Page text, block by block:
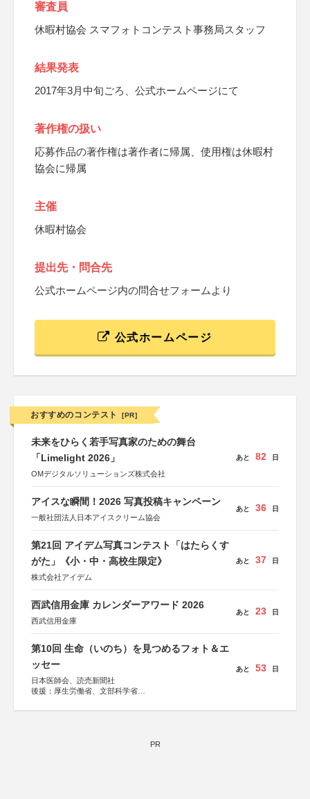
審査員
休暇村協会 スマフォトコンテスト事務局スタッフ
結果発表
2017年3月中旬ごろ、公式ホームページにて
著作権の扱い
応募作品の著作権は著作者に帰属、使用権は休暇村
協会に帰属
主催
休暇村協会
提出先・問合先
公式ホームページ内の問合せフォームより
公式ホームページ
おすすめのコンテスト [PR]
未来をひらく若手写真家のための舞台
「Limelight 2026」
OMデジタルソリューションズ株式会社
あと 82 日
アイスな瞬間！2026 写真投稿キャンペーン
一般社団法人日本アイスクリーム協会
あと 36 日
第21回 アイデム写真コンテスト「はたらくす
がた」《小・中・高校生限定》
株式会社アイデム
あと 37 日
西武信用金庫 カレンダーアワード 2026
西武信用金庫
あと 23 日
第10回 生命（いのち）を見つめるフォト＆エ
ッセー
日本医師会、読売新聞社
後援：厚生労働省、文部科学省
しん生命保険株式会社
あと 53 日
PR